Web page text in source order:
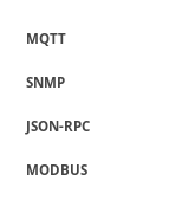
MQTT
SNMP
JSON-RPC
MODBUS